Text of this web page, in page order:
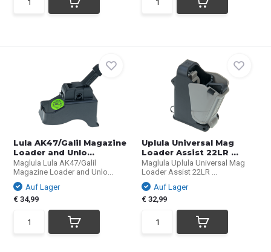
Lula AK47/Galil Magazine
Loader and Unlo...
Maglula Lula AK47/Galil
Magazine Loader and Unlo...
Auf Lager
€ 34,99
Uplula Universal Mag
Loader Assist 22LR ...
Maglula Uplula Universal Mag
Loader Assist 22LR ...
Auf Lager
€ 32,99